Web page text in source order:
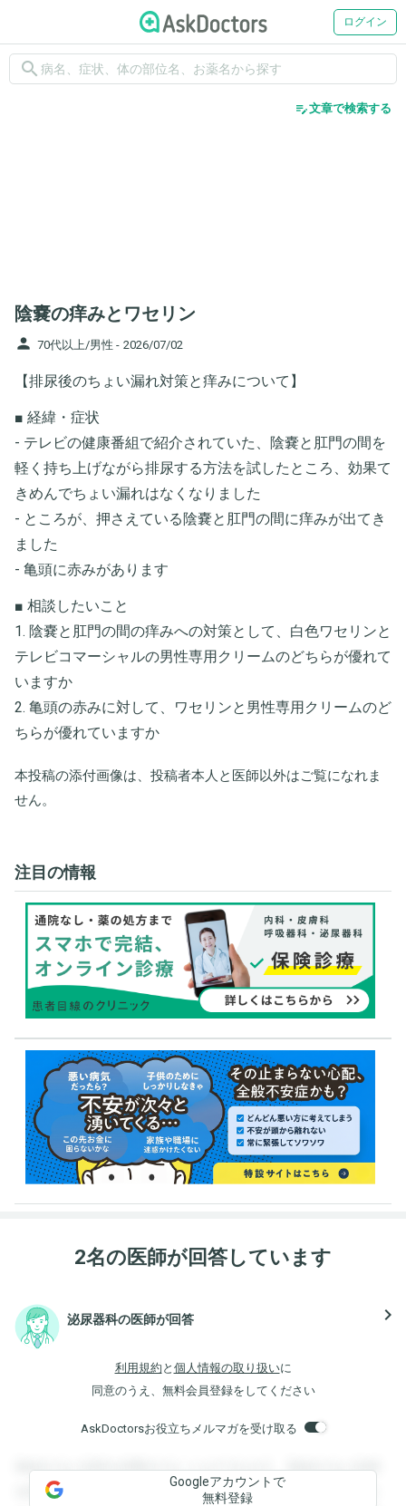
ログイン
search
edit_note文章で検索する
陰嚢の痒みとワセリン
person 70代以上/男性 - 2026/07/02
【排尿後のちょい漏れ対策と痒みについて】
■ 経緯・症状
- テレビの健康番組で紹介されていた、陰嚢と肛門の間を
軽く持ち上げながら排尿する方法を試したところ、効果て
きめんでちょい漏れはなくなりました
- ところが、押さえている陰嚢と肛門の間に痒みが出てき
ました
- 亀頭に赤みがあります
■ 相談したいこと
1. 陰嚢と肛門の間の痒みへの対策として、白色ワセリンと
テレビコマーシャルの男性専用クリームのどちらが優れて
いますか
2. 亀頭の赤みに対して、ワセリンと男性専用クリームのど
ちらが優れていますか
本投稿の添付画像は、投稿者本人と医師以外はご覧になれま
せん。
注目の情報
2名の医師が回答しています
泌尿器科の医師が回答 navigate_next
利用規約 と 個人情報の取り扱いに
同意のうえ、無料会員登録をしてください
AskDoctorsお役立ちメルマガを受け取る
登録すると回答を閲覧することができます。登録すると回答
を閲覧することができます。登録すると回答を閲覧すること
Googleアカウントで
無料登録